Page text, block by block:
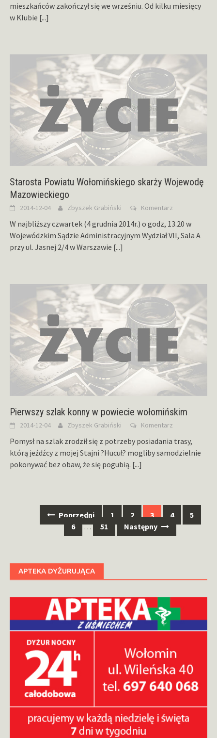
mieszkańców zakończył się we wrześniu. Od kilku miesięcy
w Klubie [...]
Starosta Powiatu Wołomińskiego skarży Wojewodę
Mazowieckiego
2014-12-04 Zbyszek Grabiński Komentarz
W najbliższy czwartek (4 grudnia 2014r.) o godz, 13.20 w
Wojewódzkim Sądzie Administracyjnym Wydział VII, Sala A
przy ul. Jasnej 2/4 w Warszawie [...]
Pierwszy szlak konny w powiecie wołomińskim
2014-12-04 Zbyszek Grabiński Komentarz
Pomysł na szlak zrodził się z potrzeby posiadania trasy,
którą jeźdźcy z mojej Stajni ?Hucuł? mogliby samodzielnie
pokonywać bez obaw, że się pogubią. [...]
Nawigacja Poprzedni 1 2 3 4
5
6
… 51 Następny
APTEKA DYŻURUJĄCA